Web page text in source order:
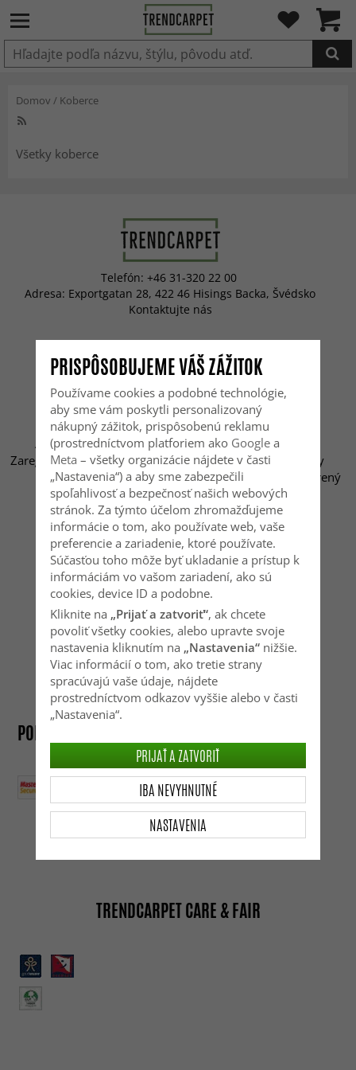
Domov / Koberce
Všetky koberce
Telefón: +46 31-320 22 00
Adresa: Exportgatan 28, 422 46 Hisings Backa, Švédsko
Kontaktujte nás
ZÁKAZNÍCKY SERVIS
FAQ
Ako nás kontaktovať?
Zaregistrujte svoju reklamáciu
/ vrátenie tovaru
INFORMÁCIE
Informácie o cookies
O nás
Obchodné podmienky
Zásady pre obsah vytvorený
používateľmi
Blog
Prihlásiť sa
NEWSLETTER
Údaje, ktoré zadáte, budú použité iba na
zasielanie našich noviniek.
ODOBERAŤ
POHODLNÉ NAKUPOVANIE
TRENDCARPET CARE & FAIR
PRISPÔSOBUJEME VÁŠ ZÁŽITOK
Používame cookies a podobné technológie,
aby sme vám poskytli personalizovaný
nákupný zážitok, prispôsobenú reklamu
(prostredníctvom platforiem ako Googlea
Meta – všetky organizácie nájdete v časti
„Nastavenia“) a aby sme zabezpečili
spoľahlivosť a bezpečnosť našich webových
stránok. Za týmto účelom zhromažďujeme
informácie o tom, ako používate web, vaše
preferencie a zariadenie, ktoré používate.
Súčasťou toho môže byť ukladanie a prístup k
informáciám vo vašom zariadení, ako sú
cookies, device ID a podobne.
Kliknite na „Prijať a zatvoriť“, ak chcete
povoliť všetky cookies, alebo upravte svoje
nastavenia kliknutím na „Nastavenia“nižšie.
Viac informácií o tom, ako tretie strany
spracúvajú vaše údaje, nájdete
prostredníctvom odkazov vyššie alebo v časti
„Nastavenia“.
NASTAVENIA
IBA NEVYHNUTNÉ
PRIJAŤ A ZATVORIŤ